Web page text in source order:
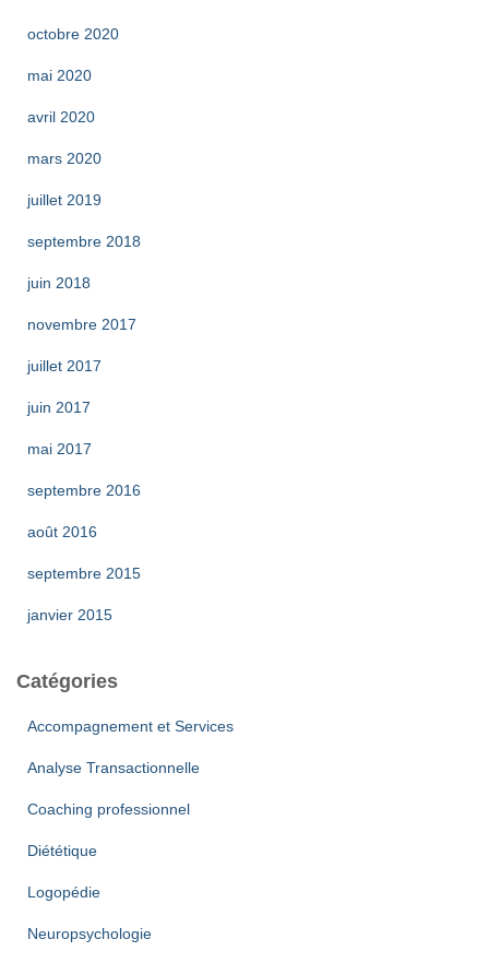
octobre 2020
mai 2020
avril 2020
mars 2020
juillet 2019
septembre 2018
juin 2018
novembre 2017
juillet 2017
juin 2017
mai 2017
septembre 2016
août 2016
septembre 2015
janvier 2015
Catégories
Accompagnement et Services
Analyse Transactionnelle
Coaching professionnel
Diététique
Logopédie
Neuropsychologie